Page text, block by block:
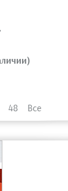
48 Все